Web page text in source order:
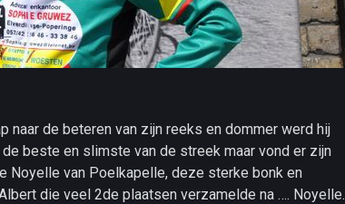
naar de beteren van zijn reeks en dommer werd hij
beste en slimste van de streek maar vond er zijn
Noyelle van Poelkapelle, deze sterke bonk en
die veel 2de plaatsen verzamelde na …. Noyelle.